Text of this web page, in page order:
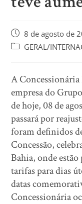
8 de agosto de
GERAL/
A
empresa do
de hoje, 08 de
passará por
foram definidos
Concessão,
Bahia, onde estão
tarifas para dias
datas
Concessionária